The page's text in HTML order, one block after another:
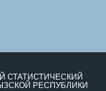
СТАТИСТИЧЕСКИЙ
РЕСПУБЛИКИ